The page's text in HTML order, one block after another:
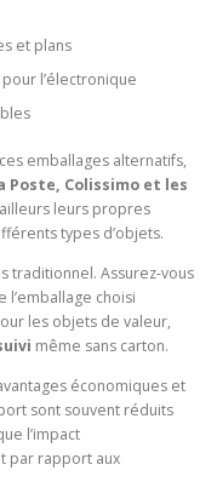
et plans
l’électronique
emballages alternatifs,
Poste, Colissimo et les
leurs propres
types d’objets.
traditionnel. Assurez-vous
l’emballage choisi
les objets de valeur,
même sans carton.
économiques et
sont souvent réduits
l’impact
par rapport aux